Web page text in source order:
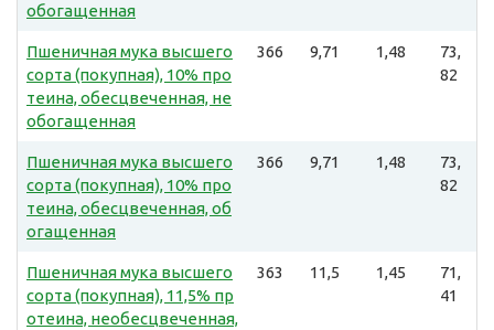
обогащенная
Пшеничная мука высшего
сорта (покупная), 10% про
теина, обесцвеченная, не
обогащенная
366 9,71 1,48
73,
82
Пшеничная мука высшего
сорта (покупная), 10% про
теина, обесцвеченная, об
огащенная
366 9,71 1,48
73,
82
Пшеничная мука высшего
сорта (покупная), 11,5% пр
отеина, необесцвеченная,
363 11,5 1,45
71,
41